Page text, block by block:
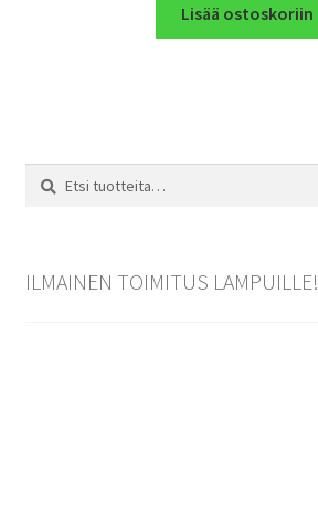
Lisää ostoskoriin
Etsi:
Haku
ILMAINEN TOIMITUS LAMPUILLE!